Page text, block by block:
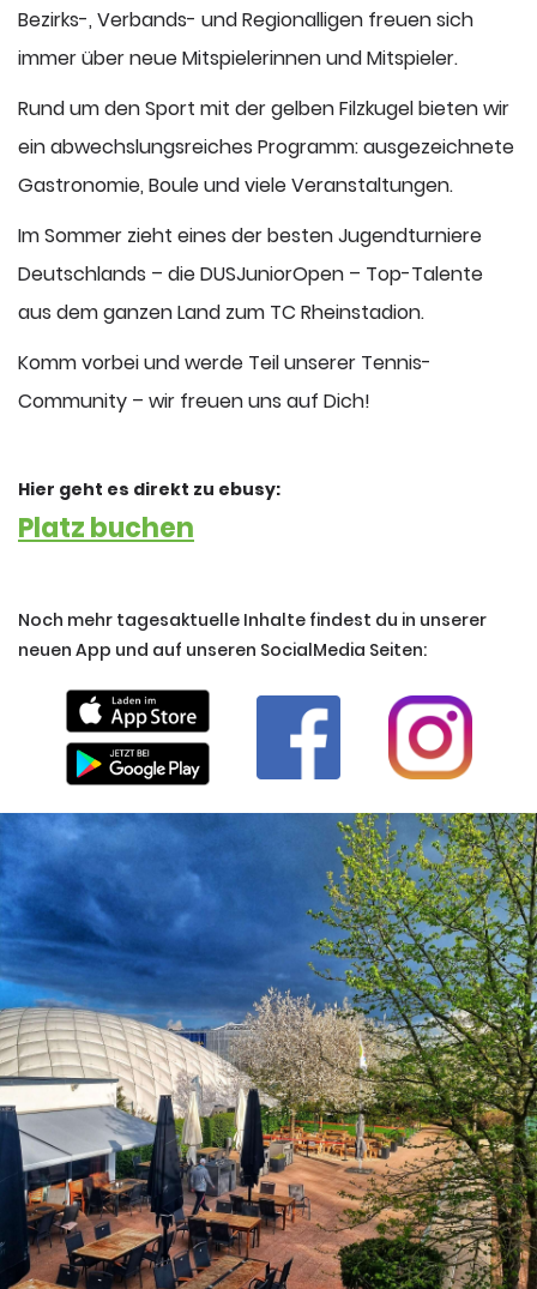
Bezirks-, Verbands- und Regionalligen freuen sich
immer über neue Mitspielerinnen und Mitspieler.
Rund um den Sport mit der gelben Filzkugel bieten wir
ein abwechslungsreiches Programm: ausgezeichnete
Gastronomie, Boule und viele Veranstaltungen.
Im Sommer zieht eines der besten Jugendturniere
Deutschlands – die DUSJuniorOpen – Top-Talente
aus dem ganzen Land zum TC Rheinstadion.
Komm vorbei und werde Teil unserer Tennis-
Community – wir freuen uns auf Dich!
Hier geht es direkt zu ebusy:
Platz buchen
Noch mehr tagesaktuelle Inhalte findest du in unserer
neuen App und auf unseren SocialMedia Seiten: